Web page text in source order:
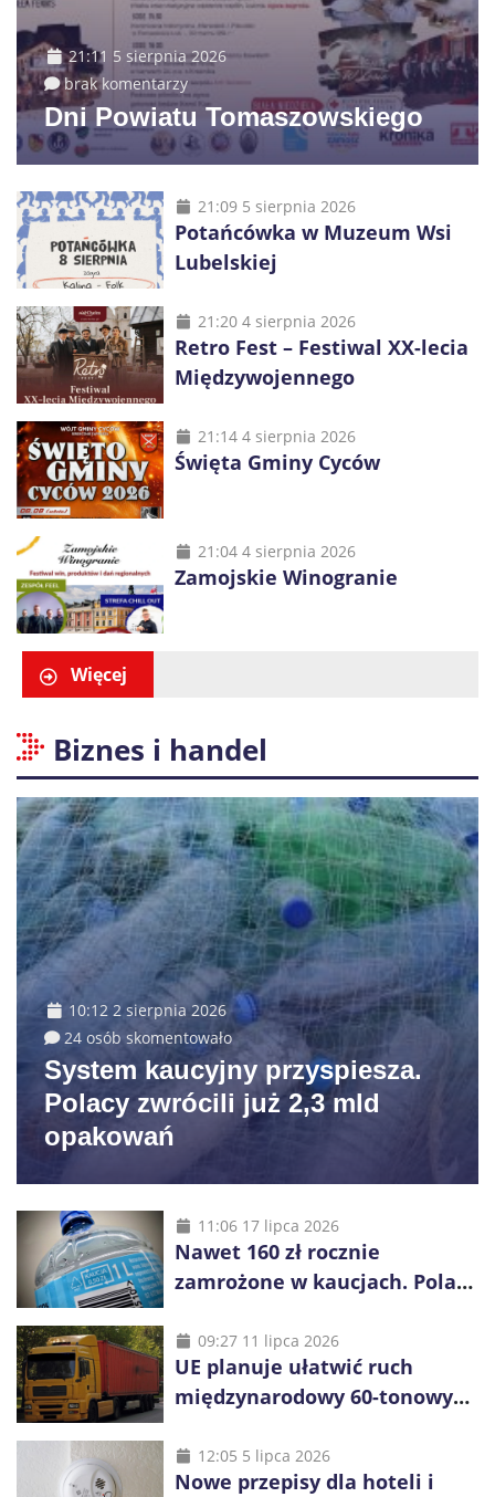
21:11 5 sierpnia 2026
brak komentarzy
Dni Powiatu Tomaszowskiego
21:09 5 sierpnia 2026
Potańcówka w Muzeum Wsi
Lubelskiej
21:20 4 sierpnia 2026
Retro Fest – Festiwal XX-lecia
Międzywojennego
21:14 4 sierpnia 2026
Święta Gminy Cyców
21:04 4 sierpnia 2026
Zamojskie Winogranie
Więcej
Biznes i handel
10:12 2 sierpnia 2026
24 osób skomentowało
System kaucyjny przyspiesza.
Polacy zwrócili już 2,3 mld
opakowań
11:06 17 lipca 2026
Nawet 160 zł rocznie
zamrożone w kaucjach. Polacy
vouchery
09:27 11 lipca 2026
UE planuje ułatwić ruch
międzynarodowy 60-tonowych
konkurencji
12:05 5 lipca 2026
Nowe przepisy dla hoteli i